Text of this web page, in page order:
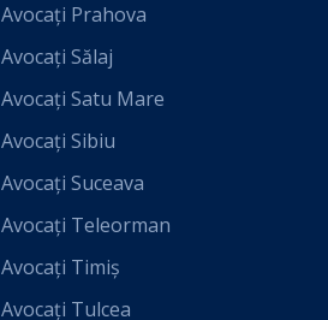
Avocați Prahova
Avocați Sălaj
Avocați Satu Mare
Avocați Sibiu
Avocați Suceava
Avocați Teleorman
Avocați Timiș
Avocați Tulcea